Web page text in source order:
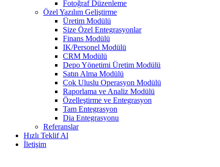
Fotoğraf Düzenleme
Özel Yazılım Geliştirme
Üretim Modülü
Size Özel Entegrasyonlar
Finans Modülü
IK/Personel Modülü
CRM Modülü
Depo Yönetimi Üretim Modülü
Satın Alma Modülü
Çok Uluslu Operasyon Modülü
Raporlama ve Analiz Modülü
Özelleştirme ve Entegrasyon
Tam Entegrasyon
Dia Entegrasyonu
Referanslar
Hızlı Teklif Al
İletişim